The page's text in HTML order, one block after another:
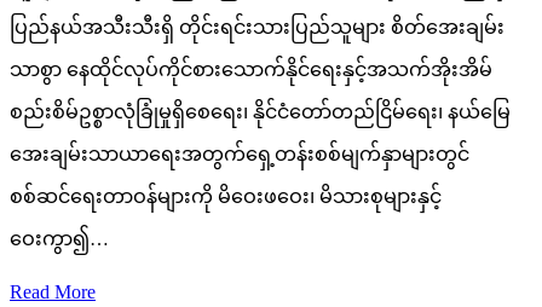
ပြည်နယ်အသီးသီးရှိ တိုင်းရင်းသားပြည်သူများ စိတ်အေးချမ်း
သာစွာ နေထိုင်လုပ်ကိုင်စားသောက်နိုင်ရေးနှင့်အသက်အိုးအိမ်
စည်းစိမ်ဥစ္စာလုံခြုံမှုရှိစေရေး၊ နိုင်ငံတော်တည်ငြိမ်ရေး၊ နယ်မြေ
အေးချမ်းသာယာရေးအတွက်ရှေ့တန်းစစ်မျက်နှာများတွင်
စစ်ဆင်ရေးတာဝန်များကို မိဝေးဖဝေး၊ မိသားစုများနှင့်
ဝေးကွာ၍…
Read More